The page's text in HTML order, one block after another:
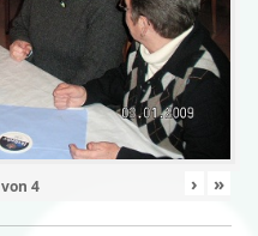
von 4 › »